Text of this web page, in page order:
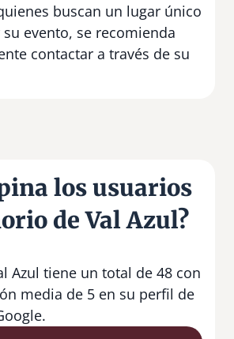
buscan un lugar único
evento, se recomienda
contactar a través de su
los usuarios
de Val Azul?
Azul tiene un total de 48 con
media de 5 en su perfil de